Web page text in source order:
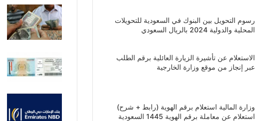
رسوم التحويل بين البنوك في السعودية للتحويلات
المحلية والدولية 2024 بالريال السعودي
الاستعلام عن تأشيرة الزيارة العائلية برقم الطلب
عبر إنجاز من موقع وزارة الخارجية
وزارة المالية استعلام برقم الهوية (رابط + شرح)
استعلام عن معاملة برقم الهوية 1445 السعودية